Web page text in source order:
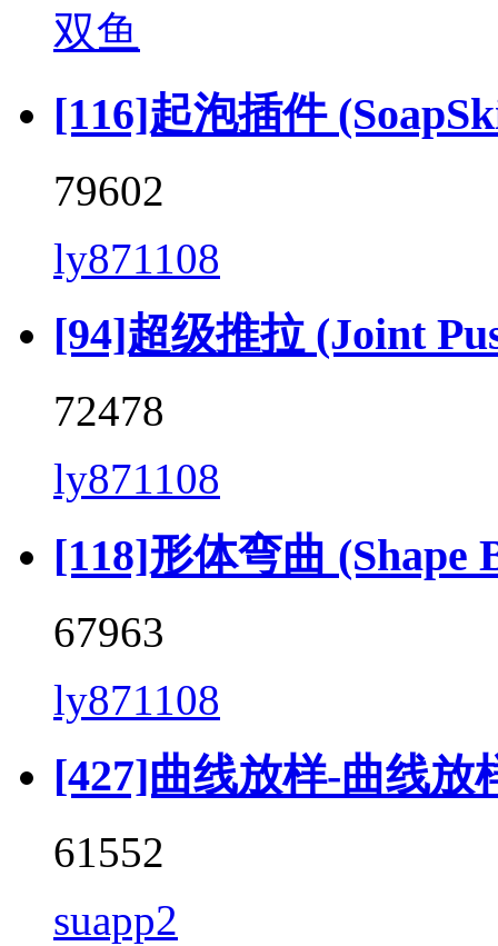
双鱼
[116]起泡插件
79602
ly871108
[94]超级推拉 (Joint
72478
ly871108
[118]形体弯曲 (Shape
67963
ly871108
[427]曲线放样-曲线放
61552
suapp2